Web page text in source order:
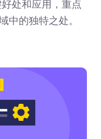
处和应用，重点
中的独特之处。